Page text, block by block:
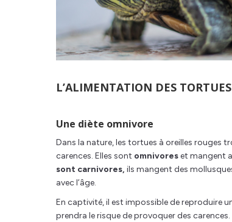
L’ALIMENTATION DES
Une diète omnivore
Dans la nature, les tortues à oreilles rouges
carences. Elles sont omnivoreset mangent
sont carnivores, ils mangent des
avec l’âge.
En captivité, il est impossible de reproduire
prendra le risque de provoquer des